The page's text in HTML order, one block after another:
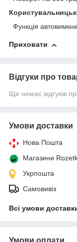
Функція
Приховати
Відгуки про
Ще немає відгуків
Умови доставки
Нова Пошта
Магазини
Укрпошта
Самовивіз
Всі умови